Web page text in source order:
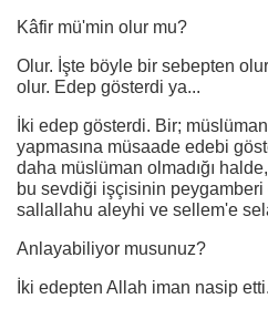
Kâfir mü'min olur mu?
Olur. İşte böyle bir sebepten
olur. Edep gösterdi ya...
İki edep gösterdi. Bir;
yapmasına müsaade edebi
daha müslüman olmadığı
bu sevdiği işçisinin peygamberi
sallallahu aleyhi ve sellem'e
Anlayabiliyor musunuz?
İki edepten Allah iman nasip etti.